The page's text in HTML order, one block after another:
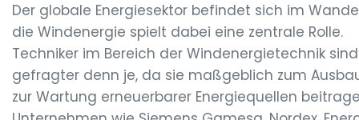
Der globale Energiesektor befindet sich im
die Windenergie spielt dabei eine zentrale Rolle.
Techniker im Bereich der Windenergietechnik sind
gefragter denn je, da sie maßgeblich zum
zur Wartung erneuerbarer Energiequellen